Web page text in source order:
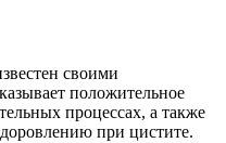
своими
положительное
процессах, а также
при цистите.